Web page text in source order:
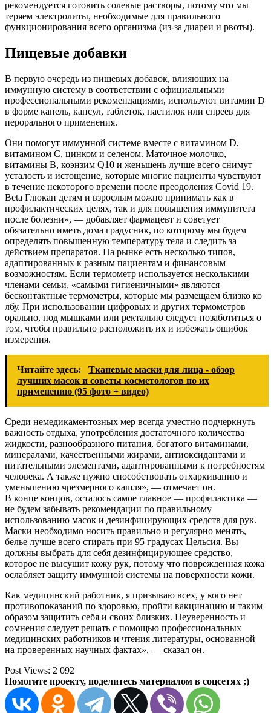
рекомендуется готовить солевые растворы, потому что мы
теряем электролиты, необходимые для правильного
функционирования всего организма (из-за диареи и рвоты).
Пищевые добавки
В первую очередь из пищевых добавок, влияющих на
иммунную систему в соответствии с официальными
профессиональными рекомендациями, используют витамин D
в форме капель, капсул, таблеток, пастилок или спреев для
перорального применения.
Они помогут иммунной системе вместе с витамином D,
витамином C, цинком и селеном. Маточное молочко,
витамины B, коэнзим Q10 и женьшень лучше всего снимут
усталость и истощение, которые многие пациенты чувствуют
в течение некоторого времени после преодоления Covid 19.
Beta Глюкан детям и взрослым можно принимать как в
профилактических целях, так и для повышения иммунитета
после болезни», — добавляет фармацевт и советует
обязательно иметь дома градусник, по которому мы будем
определять повышенную температуру тела и следить за
действием препаратов. На рынке есть несколько типов,
адаптированных к разным пациентам и финансовым
возможностям. Если термометр используется несколькими
членами семьи, «самыми гигиеничными» являются
бесконтактные термометры, которые мы размещаем близко ко
лбу. При использовании цифровых и других термометров
орально, под мышками или ректально следует позаботиться о
том, чтобы правильно расположить их и избежать ошибок
измерения.
Читайте здесь:
Тканевые маски для лица - обзор
лучших масок и советы косметологов по их
применению (95 фото + видео)
Среди немедикаментозных мер всегда уместно подчеркнуть
важность отдыха, употребления достаточного количества
жидкости, разнообразного питания, богатого витаминами,
минералами, качественными жирами, антиоксидантами и
питательными элементами, адаптированными к потребностям
человека. А также нужно способствовать отхаркиванию и
уменьшению чрезмерного кашля», — отмечает он.
В конце концов, осталось самое главное — профилактика —
не будем забывать рекомендации по правильному
использованию масок и дезинфицирующих средств для рук.
Маски необходимо носить правильно и регулярно менять,
белье лучше всего стирать при 95 градусах Цельсия. Вы
должны выбрать для себя дезинфицирующее средство,
которое не высушит кожу рук, потому что поврежденная кожа
ослабляет защиту иммунной системы на поверхности кожи.
Как медицинский работник, я призываю всех, у кого нет
противопоказаний по здоровью, пройти вакцинацию и таким
образом защитить себя и своих близких. Неуверенность и
сомнения следует решать с помощью профессиональных
медицинских работников и чтения литературы, основанной
на проверенных научных фактах», — сказал он.
Post Views: 2 092
Помогите проекту, поделитесь материалом в соцсетях ;)